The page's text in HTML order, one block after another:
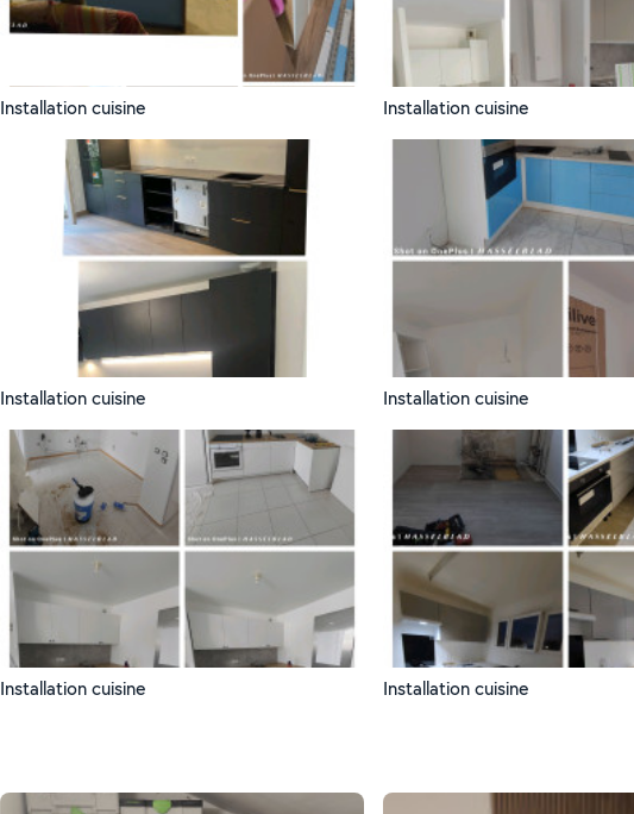
Installation cuisine Installation cuisine
Installation cuisine Installation cuisine
Installation cuisine Installation cuisine